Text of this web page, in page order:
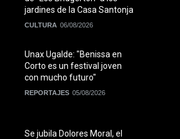
jardines de la Casa Santonja
CULTURA 06/08/2026
Unax Ugalde: "Benissa en
Corto es un festival joven
con mucho futuro"
REPORTAJES 05/08/2026
Se jubila Dolores Moral, el